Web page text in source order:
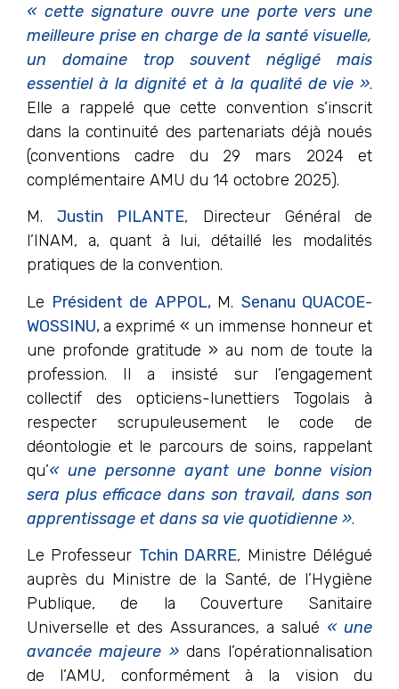
« cette signature ouvre une porte vers une
meilleure prise en charge de la santé visuelle,
un domaine trop souvent négligé mais
essentiel à la dignité et à la qualité de vie ».
Elle a rappelé que cette convention s’inscrit
dans la continuité des partenariats déjà noués
(conventions cadre du 29 mars 2024 et
complémentaire AMU du 14 octobre 2025).
M.Justin PILANTE, Directeur Général de
l’INAM, a, quant à lui, détaillé les modalités
pratiques de la convention.
Le Président de APPOL, M. Senanu QUACOE-
WOSSINU,a exprimé « un immense honneur et
une profonde gratitude » au nom de toute la
profession. Il a insisté sur l’engagement
collectif des opticiens-lunettiers Togolais à
respecter scrupuleusement le code de
déontologie et le parcours de soins, rappelant
qu’« une personne ayant une bonne vision
sera plus efficace dans son travail,dansson
apprentissage et dans sa vie quotidienne ».
Le Professeur Tchin DARRE, Ministre Délégué
auprès du Ministre de la Santé, de l’Hygiène
Publique, de la Couverture Sanitaire
Universelle et des Assurances, a salué « une
avancée majeure »dans l’opérationnalisation
de l’AMU, conformément à la vision du